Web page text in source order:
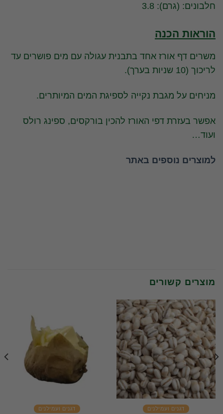
חלבונים: (גרם): 3.8
הוראות הכנה
משרים דף אורז אחד בתבנית עגולה עם מים פושרים עד
לריכוך (10 שניות בערך).
מניחים על מגבת נקייה לספיגת המים המיותרים.
אפשר בעזרת דפי האורז להכין בורקסים, ספינג רולס
ועוד…
למוצרים נוספים באתר
מוצרים קשורים
דגנים ועמילנים דגנים ועמילנים